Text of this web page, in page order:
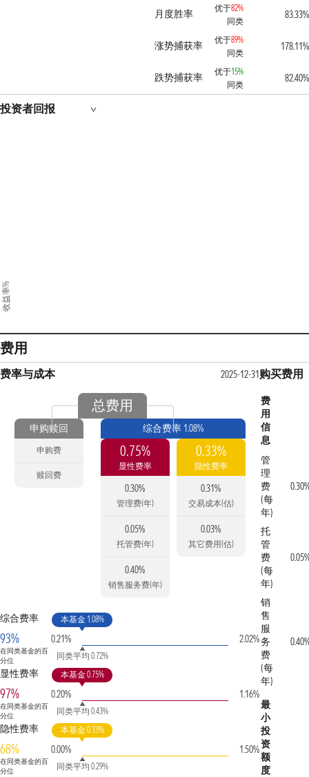
月度胜率 优于82%
同类
83.33%
涨势捕获率 优于89%
同类
178.11%
跌势捕获率 优于15%
同类
82.40%
投资者回报
收益率%
费用
费率与成本 2025-12-31
总费用
申购赎回
申购费
赎回费
综合费率 1.08%
0.75%
显性费率
0.30%
管理费(年)
0.05%
托管费(年)
0.40%
销售服务费(年)
0.33%
隐性费率
0.31%
交易成本(估)
0.03%
其它费用(估)
综合费率
93%
在同类基金的百
分位
0.21%
本基金 1.08%
同类平均 0.72%
2.02%
显性费率
97%
在同类基金的百
分位
0.20%
本基金 0.75%
同类平均 0.43%
1.16%
隐性费率
68%
在同类基金的百
分位
0.00%
本基金 0.33%
同类平均 0.29%
1.50%
购买费用
费
用
信
息
管
理
费
(每
年)
托
管
费
(每
年)
销
售
服
务
费
(每
年)
最
小
投
资
额
度